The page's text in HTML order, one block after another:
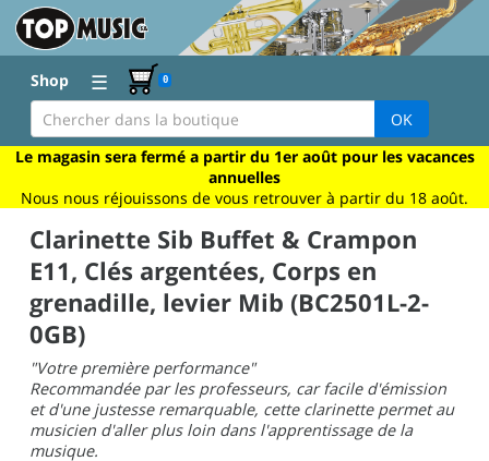
Shop ☰ 0
OK
Le magasin sera fermé a partir du 1er août pour les vacances
annuelles
Nous nous réjouissons de vous retrouver à partir du 18 août.
Clarinette Sib Buffet & Crampon
E11, Clés argentées, Corps en
grenadille, levier Mib (BC2501L-2-
0GB)
"Votre première performance"
Recommandée par les professeurs, car facile d'émission
et d'une justesse remarquable, cette clarinette permet au
musicien d'aller plus loin dans l'apprentissage de la
musique.